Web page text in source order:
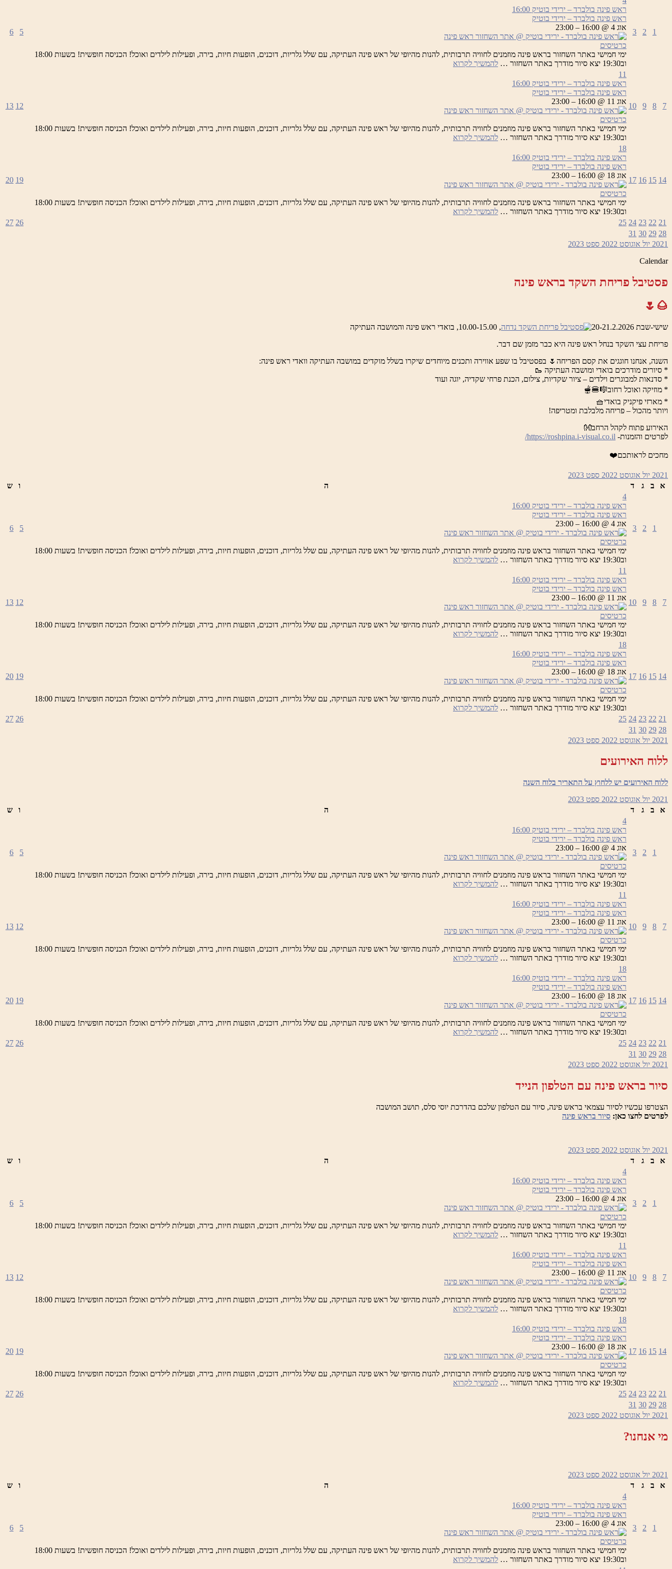
1
2
3
ראש פינה בולברד – ירידי בוטיק 16:00
ראש פינה בולברד – ירידי בוטיק
אוג 4 @ 16:00 – 23:00
כרטיסים
ימי חמישי באתר השחזור בראש פינה מוזמנים לחוויה תרבותית, להנות מהיופי של ראש פינה העתיקה, עם שלל גלריות, דוכנים, הופעות חיות, בירה, ופעילות לילדים ואוכל! הכניסה חופשית! בשעות 18:00
וב19:30 יצא סיור מודרך באתר השחזור …
להמשיך לקרוא
בוטיק
5
6
7
8
9
10
11
ראש פינה בולברד – ירידי בוטיק 16:00
ראש פינה בולברד – ירידי בוטיק
אוג 11 @ 16:00 – 23:00
כרטיסים
ימי חמישי באתר השחזור בראש פינה מוזמנים לחוויה תרבותית, להנות מהיופי של ראש פינה העתיקה, עם שלל גלריות, דוכנים, הופעות חיות, בירה, ופעילות לילדים ואוכל! הכניסה חופשית! בשעות 18:00
וב19:30 יצא סיור מודרך באתר השחזור …
להמשיך לקרוא
בוטיק
12
13
14
15
16
17
18
ראש פינה בולברד – ירידי בוטיק 16:00
ראש פינה בולברד – ירידי בוטיק
אוג 18 @ 16:00 – 23:00
כרטיסים
ימי חמישי באתר השחזור בראש פינה מוזמנים לחוויה תרבותית, להנות מהיופי של ראש פינה העתיקה, עם שלל גלריות, דוכנים, הופעות חיות, בירה, ופעילות לילדים ואוכל! הכניסה חופשית! בשעות 18:00
וב19:30 יצא סיור מודרך באתר השחזור …
להמשיך לקרוא
19
20
21
22
23
24
25
26
27
28
29
30
31
2021 יול אוגוסט 2022 ספט 2023
Calendar
פסטיבל פריחת השקד בראש פינה
🌰🌷
שישי-שבת 20-21.2.2026
, 10.00-15.00, בואדי ראש פינה והמושבה העתיקה
פריחת עצי השקד בנחל ראש פינה היא כבר מזמן שם דבר.
השנה, אנחנו חוגגים את קסם הפריחה🌷 בפסטיבל בו שפע אווירה ותכנים מיוחדים שיקרו בשלל מוקדים במושבה העתיקה וואדי ראש פינה:
* סיורים מודרכים בואדי ומושבה העתיקה 🥾
* סדנאות למבוגרים וילדים – ציור שקדיות, צילום, הכנת פרחי שקדיה, יוגה ועוד
* מוזיקה ואוכל רחוב🎼🍔🫕
* מארזי פיקניק בואדי🧺
ויותר מהכול – פריחה מלבלבת ומטריפה!
האירוע פתוח לקהל הרחב👐
לפרטים והזמנות- https://roshpina.i-visual.co.il/
מחכים לראותכם❤️
2021 יול אוגוסט 2022 ספט 2023
א
ב ג ד ה ו ש
1
2
3
4
ראש פינה בולברד – ירידי בוטיק 16:00
ראש פינה בולברד – ירידי בוטיק
אוג 4 @ 16:00 – 23:00
כרטיסים
ימי חמישי באתר השחזור בראש פינה מוזמנים לחוויה תרבותית, להנות מהיופי של ראש פינה העתיקה, עם שלל גלריות, דוכנים, הופעות חיות, בירה, ופעילות לילדים ואוכל! הכניסה חופשית! בשעות 18:00
וב19:30 יצא סיור מודרך באתר השחזור …
להמשיך לקרוא
בוטיק
5
6
7
8
9
10
11
ראש פינה בולברד – ירידי בוטיק 16:00
ראש פינה בולברד – ירידי בוטיק
אוג 11 @ 16:00 – 23:00
כרטיסים
ימי חמישי באתר השחזור בראש פינה מוזמנים לחוויה תרבותית, להנות מהיופי של ראש פינה העתיקה, עם שלל גלריות, דוכנים, הופעות חיות, בירה, ופעילות לילדים ואוכל! הכניסה חופשית! בשעות 18:00
וב19:30 יצא סיור מודרך באתר השחזור …
להמשיך לקרוא
בוטיק
12
13
14
15
16
17
18
ראש פינה בולברד – ירידי בוטיק 16:00
ראש פינה בולברד – ירידי בוטיק
אוג 18 @ 16:00 – 23:00
כרטיסים
ימי חמישי באתר השחזור בראש פינה מוזמנים לחוויה תרבותית, להנות מהיופי של ראש פינה העתיקה, עם שלל גלריות, דוכנים, הופעות חיות, בירה, ופעילות לילדים ואוכל! הכניסה חופשית! בשעות 18:00
וב19:30 יצא סיור מודרך באתר השחזור …
להמשיך לקרוא
19
20
21
22
23
24
25
26
27
28
29
30
31
2021 יול אוגוסט 2022 ספט 2023
ללוח האירועים
ללוח האירועים יש ללחוץ על התאריך בלוח השנה
2021 יול אוגוסט 2022 ספט 2023
א
ב ג ד ה ו ש
1
2
3
4
ראש פינה בולברד – ירידי בוטיק 16:00
ראש פינה בולברד – ירידי בוטיק
אוג 4 @ 16:00 – 23:00
כרטיסים
ימי חמישי באתר השחזור בראש פינה מוזמנים לחוויה תרבותית, להנות מהיופי של ראש פינה העתיקה, עם שלל גלריות, דוכנים, הופעות חיות, בירה, ופעילות לילדים ואוכל! הכניסה חופשית! בשעות 18:00
וב19:30 יצא סיור מודרך באתר השחזור …
להמשיך לקרוא
בוטיק
5
6
7
8
9
10
11
ראש פינה בולברד – ירידי בוטיק 16:00
ראש פינה בולברד – ירידי בוטיק
אוג 11 @ 16:00 – 23:00
כרטיסים
ימי חמישי באתר השחזור בראש פינה מוזמנים לחוויה תרבותית, להנות מהיופי של ראש פינה העתיקה, עם שלל גלריות, דוכנים, הופעות חיות, בירה, ופעילות לילדים ואוכל! הכניסה חופשית! בשעות 18:00
וב19:30 יצא סיור מודרך באתר השחזור …
להמשיך לקרוא
בוטיק
12
13
14
15
16
17
18
ראש פינה בולברד – ירידי בוטיק 16:00
ראש פינה בולברד – ירידי בוטיק
אוג 18 @ 16:00 – 23:00
כרטיסים
ימי חמישי באתר השחזור בראש פינה מוזמנים לחוויה תרבותית, להנות מהיופי של ראש פינה העתיקה, עם שלל גלריות, דוכנים, הופעות חיות, בירה, ופעילות לילדים ואוכל! הכניסה חופשית! בשעות 18:00
וב19:30 יצא סיור מודרך באתר השחזור …
להמשיך לקרוא
19
20
21
22
23
24
25
26
27
28
29
30
31
2021 יול אוגוסט 2022 ספט 2023
סיור בראש פינה עם הטלפון הנייד
הצטרפו עכשיו לסיור עצמאי בראש פינה, סיור עם הטלפון שלכם בהדרכת יוסי סלס, תושב המושבה
לפרטים לחצו כאן: סיור בראש פינה
2021 יול אוגוסט 2022 ספט 2023
א
ב ג ד ה ו ש
1
2
3
4
ראש פינה בולברד – ירידי בוטיק 16:00
ראש פינה בולברד – ירידי בוטיק
אוג 4 @ 16:00 – 23:00
כרטיסים
ימי חמישי באתר השחזור בראש פינה מוזמנים לחוויה תרבותית, להנות מהיופי של ראש פינה העתיקה, עם שלל גלריות, דוכנים, הופעות חיות, בירה, ופעילות לילדים ואוכל! הכניסה חופשית! בשעות 18:00
וב19:30 יצא סיור מודרך באתר השחזור …
להמשיך לקרוא
בוטיק
5
6
7
8
9
10
11
ראש פינה בולברד – ירידי בוטיק 16:00
ראש פינה בולברד – ירידי בוטיק
אוג 11 @ 16:00 – 23:00
כרטיסים
ימי חמישי באתר השחזור בראש פינה מוזמנים לחוויה תרבותית, להנות מהיופי של ראש פינה העתיקה, עם שלל גלריות, דוכנים, הופעות חיות, בירה, ופעילות לילדים ואוכל! הכניסה חופשית! בשעות 18:00
וב19:30 יצא סיור מודרך באתר השחזור …
להמשיך לקרוא
בוטיק
12
13
14
15
16
17
18
ראש פינה בולברד – ירידי בוטיק 16:00
ראש פינה בולברד – ירידי בוטיק
אוג 18 @ 16:00 – 23:00
כרטיסים
ימי חמישי באתר השחזור בראש פינה מוזמנים לחוויה תרבותית, להנות מהיופי של ראש פינה העתיקה, עם שלל גלריות, דוכנים, הופעות חיות, בירה, ופעילות לילדים ואוכל! הכניסה חופשית! בשעות 18:00
וב19:30 יצא סיור מודרך באתר השחזור …
להמשיך לקרוא
19
20
21
22
23
24
25
26
27
28
29
30
31
2021 יול אוגוסט 2022 ספט 2023
מי אנחנו?
2021 יול אוגוסט 2022 ספט 2023
א
ב ג ד ה ו ש
1
2
3
4
ראש פינה בולברד – ירידי בוטיק 16:00
ראש פינה בולברד – ירידי בוטיק
אוג 4 @ 16:00 – 23:00
כרטיסים
ימי חמישי באתר השחזור בראש פינה מוזמנים לחוויה תרבותית, להנות מהיופי של ראש פינה העתיקה, עם שלל גלריות, דוכנים, הופעות חיות, בירה, ופעילות לילדים ואוכל! הכניסה חופשית! בשעות 18:00
וב19:30 יצא סיור מודרך באתר השחזור …
להמשיך לקרוא
5
6